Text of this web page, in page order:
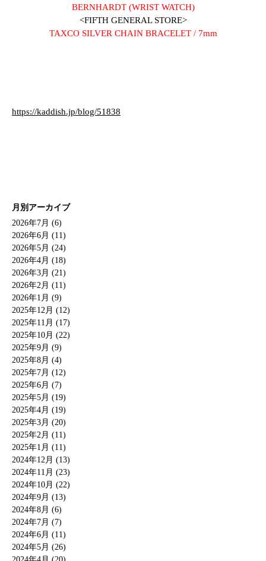
BERNHARDT (WRIST WATCH)
<FIFTH GENERAL STORE>
TAXCO SILVER CHAIN BRACELET / 7mm
https://kaddish.jp/blog/51838
月別アーカイブ
2026年7月 (6)
2026年6月 (11)
2026年5月 (24)
2026年4月 (18)
2026年3月 (21)
2026年2月 (11)
2026年1月 (9)
2025年12月 (12)
2025年11月 (17)
2025年10月 (22)
2025年9月 (9)
2025年8月 (4)
2025年7月 (12)
2025年6月 (7)
2025年5月 (19)
2025年4月 (19)
2025年3月 (20)
2025年2月 (11)
2025年1月 (11)
2024年12月 (13)
2024年11月 (23)
2024年10月 (22)
2024年9月 (13)
2024年8月 (6)
2024年7月 (7)
2024年6月 (11)
2024年5月 (26)